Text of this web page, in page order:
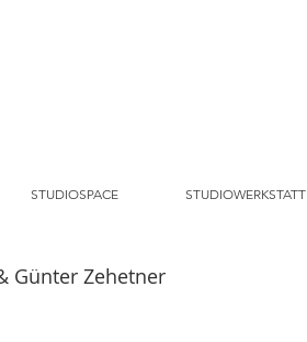
STUDIOSPACE STUDIOWERKSTATT
Günter Zehetner